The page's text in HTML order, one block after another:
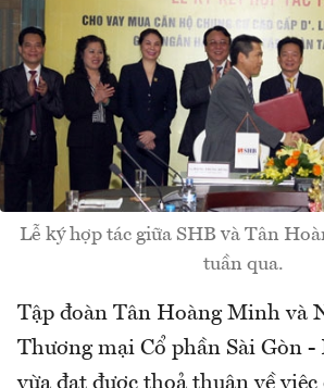
Lễ ký hợp tác giữa SHB và Tân
tuần qua.
Tập đoàn Tân Hoàng Minh và
Thương mại Cổ phần Sài Gòn
vừa đạt được thoả thuận về